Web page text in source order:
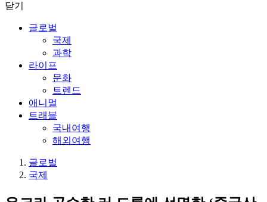
닫기
글로벌
국제
과학
라이프
문화
트렌드
애니멀
트래블
국내여행
해외여행
글로벌
국제